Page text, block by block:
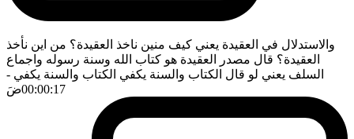
والاستدلال في العقيدة يعني كيف منين ناخذ العقيدة؟ من اين نأخذ
العقيدة؟ قال مصدر العقيدة هو كتاب الله وسنة رسوله واجماع
السلف يعني لو قال الكتاب والسنة يكفي الكتاب والسنة يكفي -
00:00:17ضَ